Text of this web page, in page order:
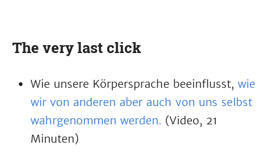
The very last click
Wie unsere Körpersprache beeinflusst, wie
wir von anderen aber auch von uns selbst
wahrgenommen werden. (Video, 21
Minuten)